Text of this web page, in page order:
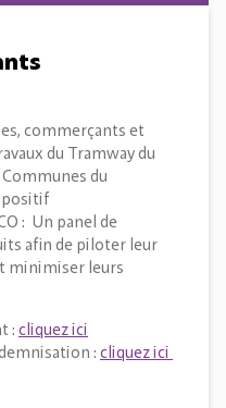
commerçants et
du Tramway du
du
: Un panel de
afin de piloter leur
minimiser leurs
: cliquez ici
: cliquez ici